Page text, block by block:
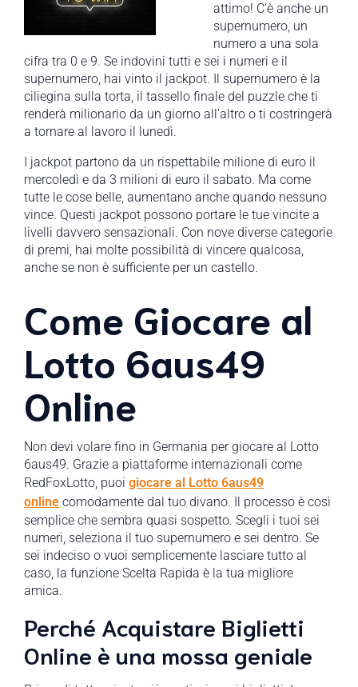
attimo! C’è anche un
supernumero, un
numero a una sola
cifra tra 0 e 9. Se indovini tutti e sei i numeri e il
supernumero, hai vinto il jackpot. Il supernumero è la
ciliegina sulla torta, il tassello finale del puzzle che ti
renderà milionario da un giorno all’altro o ti costringerà
a tornare al lavoro il lunedì.
I jackpot partono da un rispettabile milione di euro il
mercoledì e da 3 milioni di euro il sabato. Ma come
tutte le cose belle, aumentano anche quando nessuno
vince. Questi jackpot possono portare le tue vincite a
livelli davvero sensazionali. Con nove diverse categorie
di premi, hai molte possibilità di vincere qualcosa,
anche se non è sufficiente per un castello.
Come Giocare al
Lotto 6aus49
Online
Non devi volare fino in Germania per giocare al Lotto
6aus49. Grazie a piattaforme internazionali come
RedFoxLotto, puoi giocare al Lotto 6aus49
online comodamente dal tuo divano. Il processo è così
semplice che sembra quasi sospetto. Scegli i tuoi sei
numeri, seleziona il tuo supernumero e sei dentro. Se
sei indeciso o vuoi semplicemente lasciare tutto al
caso, la funzione Scelta Rapida è la tua migliore
amica.
Perché Acquistare Biglietti
Online è una mossa geniale